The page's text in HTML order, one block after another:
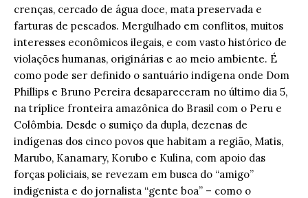
crenças, cercado de água doce, mata preservada e
farturas de pescados. Mergulhado em conflitos, muitos
interesses econômicos ilegais, e com vasto histórico de
violações humanas, originárias e ao meio ambiente. É
como pode ser definido o santuário indígena onde Dom
Phillips e Bruno Pereira desapareceram no último dia 5,
na tríplice fronteira amazônica do Brasil com o Peru e
Colômbia. Desde o sumiço da dupla, dezenas de
indígenas dos cinco povos que habitam a região, Matis,
Marubo, Kanamary, Korubo e Kulina, com apoio das
forças policiais, se revezam em busca do “amigo”
indigenista e do jornalista “gente boa” – como o